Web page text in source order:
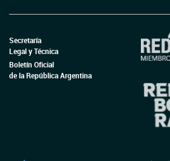
Secretaría
Legal y Técnica
Boletín Oficial
de la República Argentina